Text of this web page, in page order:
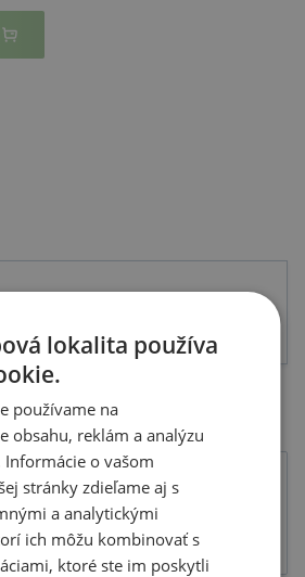
Katalógy
lokalita používa
používame na
obsahu, reklám a analýzu
Informácie o vašom
stránky zdieľame aj s
a analytickými
ich môžu kombinovať s
ktoré ste im poskytli